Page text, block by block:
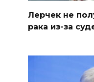
Лерчек не
рака из-за